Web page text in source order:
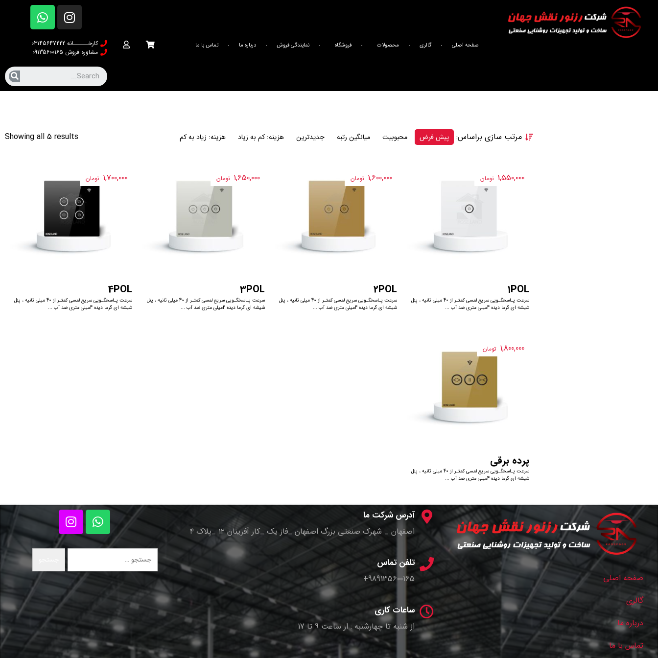
صفحه اصلی گالری محصولات فروشگاه نمایندگی فروش درباره ما تماس با ما
کارخــــــانه 03145647222
مشاوره فروش 09135600165
Showing all 5 results مرتب سازی براساس: پیش فرض محبوبیت میانگین رتبه جدیدترین هزینه: کم به زیاد هزینه: زیاد به کم
1,550,000 تومان
1POL
سرعت پـاسخگـویی سریع لمسی کمتـر از 40 میلی ثانیه ، پنل
شیشه ای گرما دیده 4میلی متری ضد آب ...
1,600,000 تومان
2POL
سرعت پـاسخگـویی سریع لمسی کمتـر از 40 میلی ثانیه ، پنل
شیشه ای گرما دیده 4میلی متری ضد آب ...
1,650,000 تومان
3POL
سرعت پـاسخگـویی سریع لمسی کمتـر از 40 میلی ثانیه ، پنل
شیشه ای گرما دیده 4میلی متری ضد آب ...
1,700,000 تومان
4POL
سرعت پـاسخگـویی سریع لمسی کمتـر از 40 میلی ثانیه ، پنل
شیشه ای گرما دیده 4میلی متری ضد آب ...
1,800,000 تومان
پرده برقی
سرعت پـاسخگـویی سریع لمسی کمتـر از 40 میلی ثانیه ، پنل
شیشه ای گرما دیده 4میلی متری ضد آب ...
صفحه اصلی
گالری
درباره ما
تماس با ما
آدرس شرکت ما
اصفهان _ شهرک صنعتی بزرگ اصفهان _فاز یک _کار آفرینان ۱۲ _پلاک ۴
تلفن تماس
989135600165+
ساعات کاری
از شنبه تا چهارشنبه : از ساعت 9 تا 17